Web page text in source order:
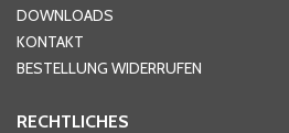
DOWNLOADS
KONTAKT
BESTELLUNG WIDERRUFEN
RECHTLICHES